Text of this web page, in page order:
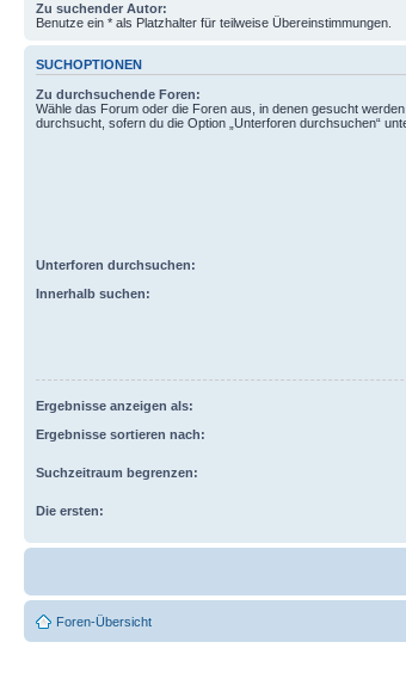
Zu suchender Autor:
Benutze ein * als Platzhalter für teilweise Übereinstimmungen.
SUCHOPTIONEN
Zu durchsuchende Foren:
Wähle das Forum oder die Foren aus, in denen gesucht
durchsucht, sofern du die Option „Unterforen durchsuchen“
Unterforen durchsuchen:
Innerhalb suchen:
Ergebnisse anzeigen als:
Ergebnisse sortieren nach:
Suchzeitraum begrenzen:
Die ersten:
Foren-Übersicht